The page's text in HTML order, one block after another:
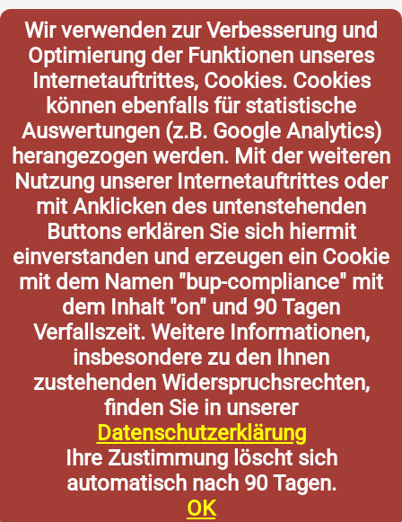
Wir verwenden zur Verbesserung und
Optimierung der Funktionen unseres
Internetauftrittes, Cookies. Cookies
können ebenfalls für statistische
Auswertungen (z.B. Google Analytics)
herangezogen werden. Mit der weiteren
Nutzung unserer Internetauftrittes oder
mit Anklicken des untenstehenden
Buttons erklären Sie sich hiermit
einverstanden und erzeugen ein Cookie
mit dem Namen "bup-compliance" mit
dem Inhalt "on" und 90 Tagen
Verfallszeit. Weitere Informationen,
insbesondere zu den Ihnen
zustehenden Widerspruchsrechten,
finden Sie in unserer
Datenschutzerklärung
Ihre Zustimmung löscht sich
automatisch nach 90 Tagen.
OK